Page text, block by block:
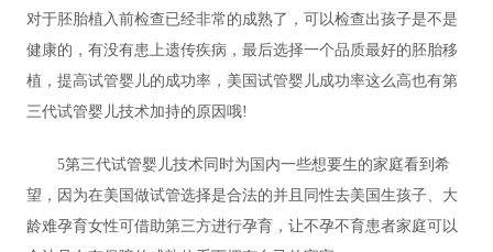
对于胚胎植入前检查已经非常的成熟了，可以检查出孩子是不是
健康的，有没有患上遗传疾病，最后选择一个品质最好的胚胎移
植，提高试管婴儿的成功率，美国试管婴儿成功率这么高也有第
三代试管婴儿技术加持的原因哦!
5第三代试管婴儿技术同时为国内一些想要生的家庭看到希
望，因为在美国做试管选择是合法的并且同性去美国生孩子、大
龄难孕育女性可借助第三方进行孕育，让不孕不育患者家庭可以